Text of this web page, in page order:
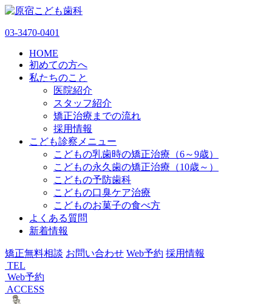
03-3470-0401
HOME
初めての方へ
私たちのこと
医院紹介
スタッフ紹介
矯正治療までの流れ
採用情報
こども診察メニュー
こどもの乳歯時の矯正治療（6～9歳）
こどもの永久歯の矯正治療（10歳～）
こどもの予防歯科
こどもの口臭ケア治療
こどものお菓子の食べ方
よくある質問
新着情報
矯正無料相談 お問い合わせ Web予約 採用情報
TEL
Web予約
ACCESS